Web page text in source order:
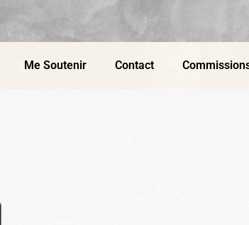
Me Soutenir Contact